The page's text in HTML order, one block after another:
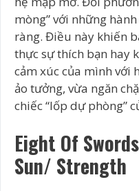
mòng” với những
ràng. Điều này khiến
thực sự thích bạn hay
cảm xúc của mình với
ảo tưởng, vừa ngăn
chiếc “lốp dự phòng”
Eight Of
Sun/ Strength